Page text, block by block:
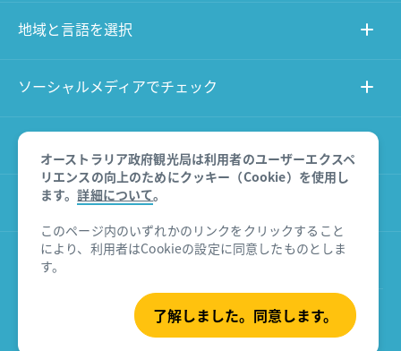
オーストラリア政府観光局は利用者のユーザーエクスペ
リエンスの向上のためにクッキー（Cookie）を使用し
ます。詳細について。
このページ内のいずれかのリンクをクリックすること
により、利用者はCookieの設定に同意したものとしま
す。
了解しました。同意します。
地域と言語を選択
ソーシャルメディアでチェック
このサイトについて
その他のサイト
商品に関する免責事項
© Tourism Australia 2026